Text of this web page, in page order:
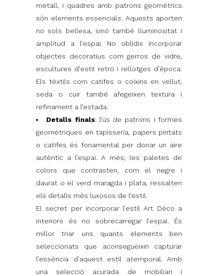
metall, i quadres amb patrons geomètrics
són elements essencials. Aquests aporten
no sols bellesa, sinó també lluminositat i
amplitud a l’espai. No oblidis incorporar
objectes decoratius com gerros de vidre,
escultures d’estil retro i rellotges d’època.
Els tèxtils com catifes o coixins en vellut,
seda o cuir també afegeixen textura i
refinament a l’estada.
Detalls finals: l’ús de patrons i formes
geomètriques en tapisseria, papers pintats
o catifes és fonamental per donar un aire
autèntic a l’espai. A més, les paletes de
colors que contrasten, com el negre i
daurat o el verd maragda i plata, ressalten
els detalls més luxosos de l’estil.
El secret per incorporar l’estil Art Déco a
interiors és no sobrecarregar l’espai. És
millor triar uns quants elements ben
seleccionats que aconsegueixin capturar
l’essència d’aquest estil atemporal. Amb
una selecció acurada de mobiliari i